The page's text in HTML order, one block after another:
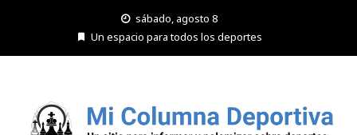
sábado, agosto 8
Un espacio para todos los deportes